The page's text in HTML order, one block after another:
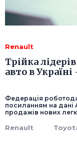
Renault
Трійка
авто в
Федерація
посиланням на дані
продажів нових
Renault